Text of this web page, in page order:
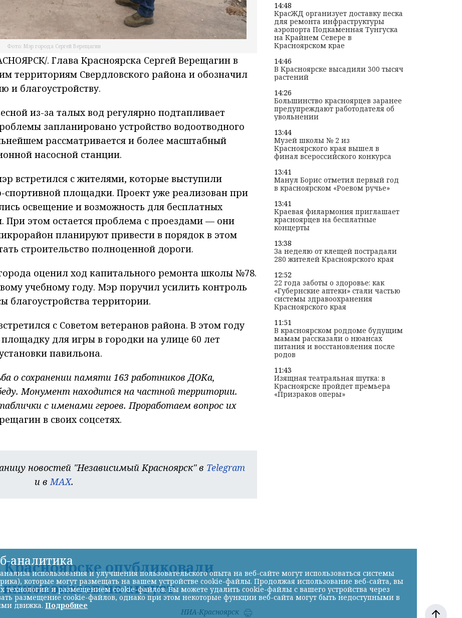
Фото: Мэр города Сергей Верещагин
. Глава Красноярска Сергей Верещагин в
территориям Свердловского района и обозначил
и благоустройству.
из-за талых вод регулярно подтапливает
запланировано устройство водоотводного
рассматривается и более масштабный
насосной станции.
встретился с жителями, которые выступили
спортивной площадки. Проект уже реализован при
освещение и возможность для бесплатных
При этом остается проблема с проездами — они
планируют привести в порядок в этом
строительство полноценной дороги.
оценил ход капитального ремонта школы №78.
учебному году. Мэр поручил усилить контроль
благоустройства территории.
с Советом ветеранов района. В этом году
для игры в городки на улице 60 лет
павильона.
о сохранении памяти 163 работников ДОКа,
Монумент находится на частной территории.
с именами героев. Проработаем вопрос их
в своих соцсетях.
новостей "Независимый Красноярск" в Telegram
и вMAX.
опубликовали
на август
НИА-Красноярск
14:48
КрасЖД организует доставку песка
для ремонта инфраструктуры
аэропорта Подкаменная Тунгуска
на Крайнем Севере в
Красноярском крае
14:46
В Красноярске высадили 300 тысяч
растений
14:26
Большинство красноярцев заранее
предупреждают работодателя об
увольнении
13:44
Музей школы № 2 из
Красноярского края вышел в
финал всероссийского конкурса
13:41
Манул Борис отметил первый год
в красноярском «Роевом ручье»
13:41
Краевая филармония приглашает
красноярцев на бесплатные
концерты
13:38
За неделю от клещей пострадали
280 жителей Красноярского края
12:52
22 года заботы о здоровье: как
«Губернские аптеки» стали частью
системы здравоохранения
Красноярского края
11:51
В красноярском роддоме будущим
мамам рассказали о нюансах
питания и восстановления после
родов
11:43
Изящная театральная шутка: в
Красноярске пройдет премьера
«Призраков оперы»
аналитика
использования и улучшения пользовательского опыта на веб-сайте могут использоваться системы
которые могут размещать на вашем устройстве cookie-файлы. Продолжая использование веб-сайта, вы
технологий и размещением cookie-файлов. Вы можете удалить cookie-файлы с вашего устройства через
размещение cookie-файлов, однако при этом некоторые функции веб-сайта могут быть недоступными в
движка. Подробнее